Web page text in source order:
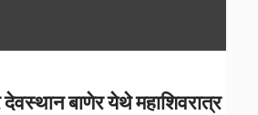
देवस्थान बाणेर येथे महाशिवरात्र